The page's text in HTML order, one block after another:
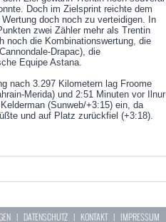
Doch im Zielsprint reichte dem
doch noch zu verteidigen. In
zwei Zähler mehr als Trentin
noch die Kombinationswertung, die
Drapac), die
Equipe Astana.
nach 3.297 Kilometern lag Froome
Merida) und 2:51 Minuten vor Ilnur
(Sunweb/+3:15) ein, da
und auf Platz zurückfiel (+3:18).
| DATENSCHUTZ | KONTAKT| IMPRESSUM